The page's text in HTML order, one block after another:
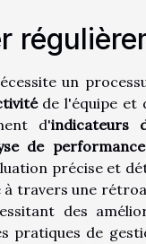
un
de l'équipe et
d'indicateurs
de performance
précise et
à travers une
des
pratiques de